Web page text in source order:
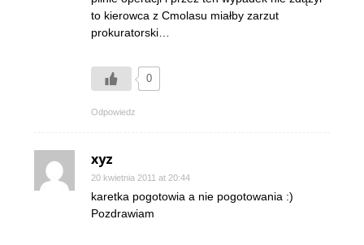
to kierowca z Cmolasu miałby zarzut
prokuratorski…
0
Odpowiedz
xyz
20 kwietnia 2011 at 20:44
karetka pogotowia a nie pogotowania :)
Pozdrawiam